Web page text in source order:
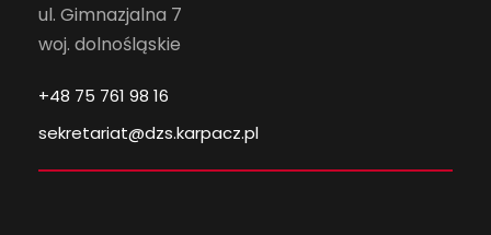
ul. Gimnazjalna 7
woj. dolnośląskie
+48 75 761 98 16
sekretariat@dzs.karpacz.pl